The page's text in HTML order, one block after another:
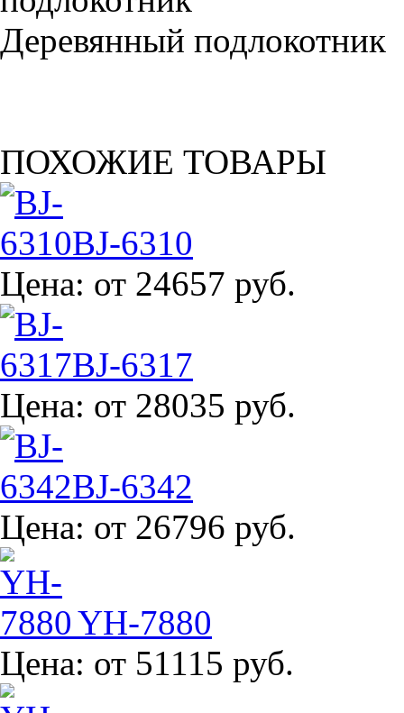
Деревянный подлокотник
ПОХОЖИЕ ТОВАРЫ
BJ-6310
Цена: от 24657 руб.
BJ-6317
Цена: от 28035 руб.
BJ-6342
Цена: от 26796 руб.
YH-7880
Цена: от 51115 руб.